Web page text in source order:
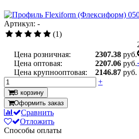
Артикул: -
(1)
Цена розничная: 2307.38 руб.
Цена оптовая:
2207.06 руб.
Цена крупнооптовая:
2146.87 руб.
-
+
В корзину
Оформить заказ
Сравнить
Отложить
Способы оплаты